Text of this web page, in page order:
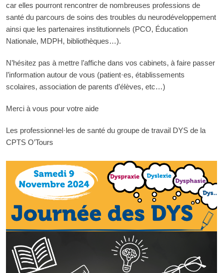
car elles pourront rencontrer de nombreuses professions de
santé du parcours de soins des troubles du neurodéveloppement
ainsi que les partenaires institutionnels (PCO, Éducation
Nationale, MDPH, bibliothèques…).
N’hésitez pas à mettre l’affiche dans vos cabinets, à faire passer
l’information autour de vous (patient·es, établissements
scolaires, association de parents d’élèves, etc…)
Merci à vous pour votre aide
Les professionnel·les de santé du groupe de travail DYS de la
CPTS O’Tours